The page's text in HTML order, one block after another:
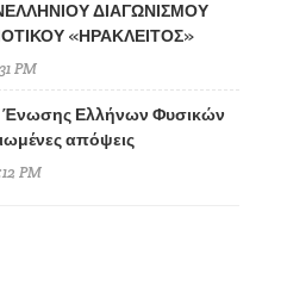
ΔΙΑΓΩΝΙΣΜΟΥ
«ΗΡΑΚΛΕΙΤΟΣ»
PM
Ελλήνων Φυσικών
απόψεις
PM